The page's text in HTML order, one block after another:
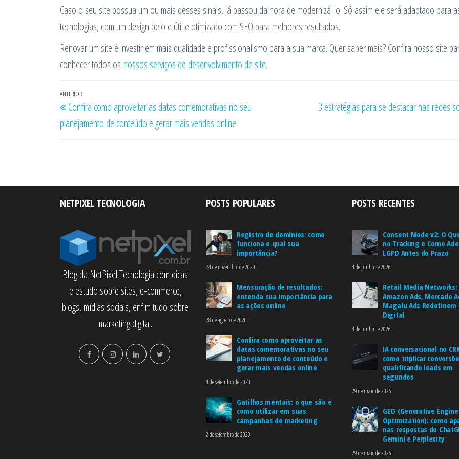
Caso o seu site possua um ou mais desses sinais, já passou da hora de modernizá-lo. Só assim ele será adaptado para
tecnologias, com um design belo e útil e otimizado com SEO para melhores resultados.
Renovar um site é investir em mais qualidade e profissionalismo para a sua marca. Quer saber mais? Confira nosso site
conhecer todos os nossos serviços de desenvolvimento de site.
Navegação
de
Post
Post
anterior
ANTERIOR
Confira como aproveitar as datas comemorativas no seu
planejamento de conteúdo e gerar mais vendas online
3 estratégias para se destacar nas redes
NETPIXEL TECNOLOGIA
Blog da NetPixel Tecnologia com dicas
e estudo sobre sites, e-commerce,
blogs, mídias sociais, enfim tudo sobre
marketing digital.
POSTS POPULARES
Registro de domínios: como
funciona e qual sua
importância?
24 de novembro de 2020
Mensuração de resultados:
entenda sua importância para
as ações online
28 de agosto de 2020
Confira como aproveitar as
datas comemorativas no seu
planejamento de conteúdo e
gerar mais vendas online
4 de setembro de 2020
Gatilhos mentais: o que são e
como utilizar em suas
campanhas de marketing
2 de setembro de 2020
POSTS RECENTES
Consent Mode v2: O
no Tracking e Como
LGPD Antes do Prazo
4 de junho de 2026
Retail Media Networks:
Amazon Ads, Mercado
Magalu Ads Redefinem
Digital
4 de junho de 2026
IA conversacional no
como triplicar
qualificando leads em
segundos
29 de maio de 2026
GEO (Generative Engine
Optimization): como
nas respostas do
Gemini e Perplexity
29 de maio de 2026